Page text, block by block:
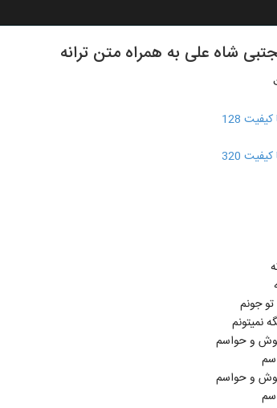
شاه علی به همراه متن ترانه
128
320
جونم
نمیتونم
و حواسم
و حواسم